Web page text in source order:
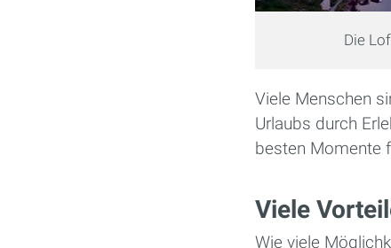
Die
Viele Menschen
Urlaubs durch
besten Momente
Viele
Wie viele